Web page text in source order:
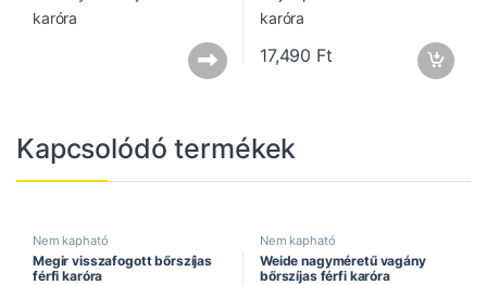
17,490 Ft
Kapcsolódó termékek
Nem kapható
Megir visszafogott bőrszíjas
férfi karóra
Nem kapható
Weide nagyméretű vagány
bőrszíjas férfi karóra